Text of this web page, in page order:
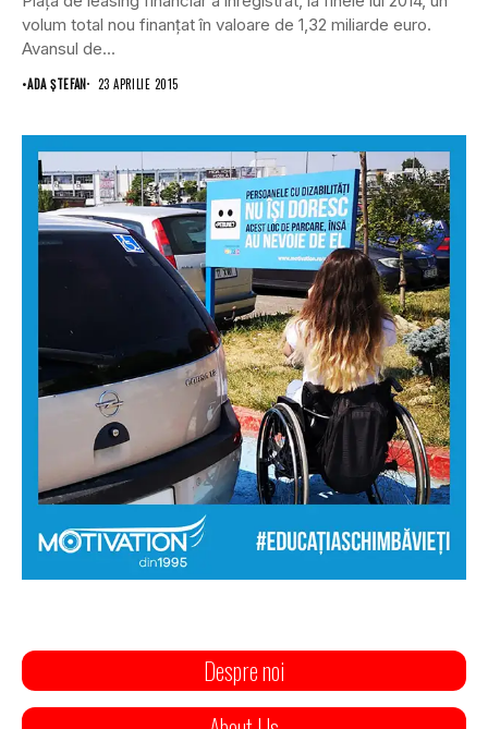
volum total nou finanţat în valoare de 1,32 miliarde euro.
Avansul de...
•ADA ȘTEFAN 23 APRILIE 2015
Despre noi